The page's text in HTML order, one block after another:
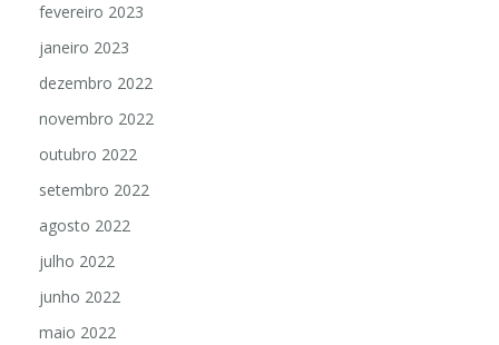
fevereiro 2023
janeiro 2023
dezembro 2022
novembro 2022
outubro 2022
setembro 2022
agosto 2022
julho 2022
junho 2022
maio 2022